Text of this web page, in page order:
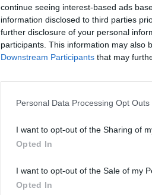
continue seeing interest-based ads
information disclosed to third parties
further disclosure of your personal
participants. This information may also
Downstream Participants that may
Personal Data Processing Opt Outs
I want to opt-out of the Sharing of
Opted In
I want to opt-out of the Sale of my
Opted In